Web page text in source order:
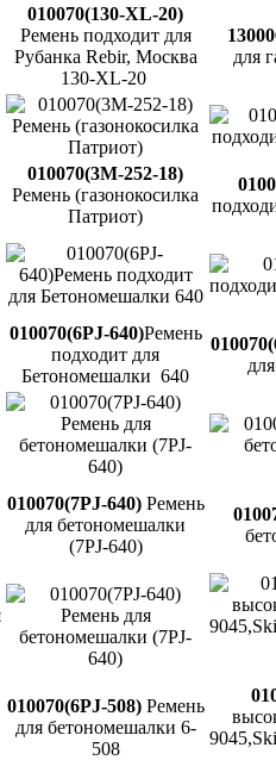
010070(130-XL-20)
Ремень подходит для
Рубанка Rebir, Москва
130-XL-20
для
010070(3M-252-18)
Ремень (газонокосилка
Патриот)
010070(6PJ-640)Ремень
подходит для
Бетономешалки 640
010070(7PJ-640)Ремень
для бетономешалки
(7PJ-640)
010070(6PJ-508)Ремень
для бетономешалки 6-
508